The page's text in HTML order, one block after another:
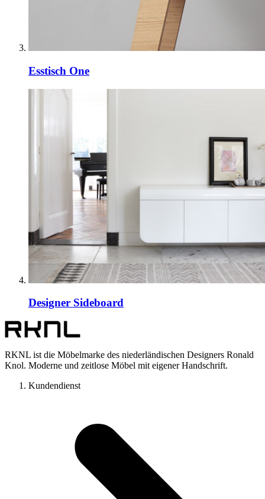
Esstisch One
Designer Sideboard
RKNL ist die Möbelmarke des niederländischen Designers Ronald
Knol. Moderne und zeitlose Möbel mit eigener Handschrift.
Kundendienst